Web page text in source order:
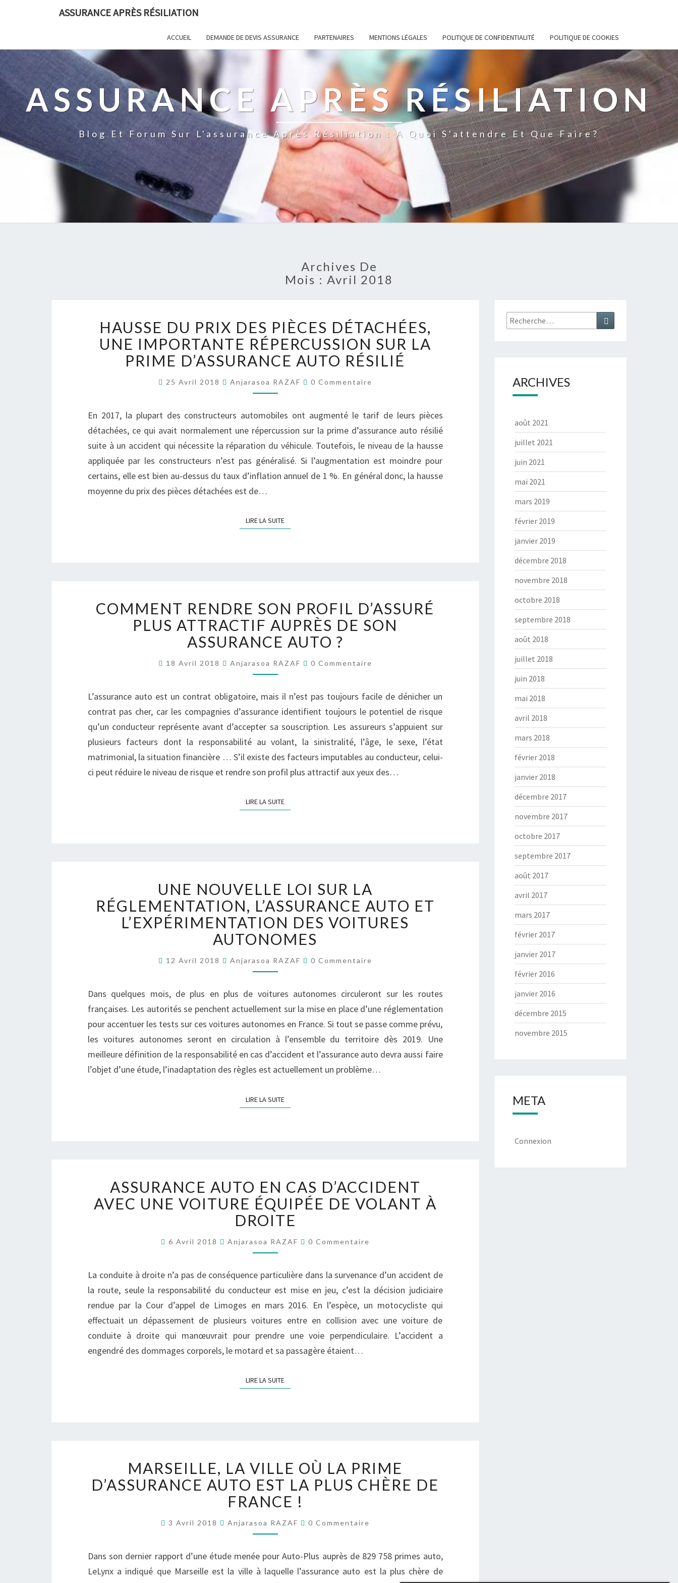
ASSURANCE APRÈS RÉSILIATION
ACCUEIL DEMANDE DE DEVIS ASSURANCE PARTENAIRES MENTIONS LÉGALES POLITIQUE DE CONFIDENTIALITÉ POLITIQUE DE COOKIES
ASSURANCE APRÈS RÉSILIATION
Blog Et Forum Sur L'assurance Après Résiliation : A Quoi S'attendre Et Que Faire?
Archives De
Mois : Avril 2018
DU
PRIX
DES
PIÈCES
DÉTACHÉES,
UNE
RÉPERCUSSION
SUR
LA
D’ASSURANCE
AUTO
RÉSILIÉ
HAUSSE DU PRIX DES PIÈCES DÉTACHÉES,
UNE IMPORTANTE RÉPERCUSSION SUR LA
PRIME D’ASSURANCE AUTO RÉSILIÉ
25 Avril 2018 Anjarasoa RAZAF Commentaires
0 Commentaire
En 2017, la plupart des constructeurs automobiles ont augmenté le tarif de leurs pièces
détachées, ce qui avait normalement une répercussion sur la prime d’assurance auto résilié
suite à un accident qui nécessite la réparation du véhicule. Toutefois, le niveau de la hausse
appliquée par les constructeurs n’est pas généralisé. Si l’augmentation est moindre pour
certains, elle est bien au-dessus du taux d’inflation annuel de 1 %. En général donc, la hausse
moyenne du prix des pièces détachées est de…
LIRE LA SUITELIRE LA SUITE
RENDRE
SON
PROFIL
D’ASSURÉ
PLUS
ATTRACTIF
DE
SON
ASSURANCE
COMMENT RENDRE SON PROFIL D’ASSURÉ
PLUS ATTRACTIF AUPRÈS DE SON
ASSURANCE AUTO ?
18 Avril 2018 Anjarasoa RAZAF Commentaires
0 Commentaire
L’assurance auto est un contrat obligatoire, mais il n’est pas toujours facile de dénicher un
contrat pas cher, car les compagnies d’assurance identifient toujours le potentiel de risque
qu’un conducteur représente avant d’accepter sa souscription. Les assureurs s’appuient sur
plusieurs facteurs dont la responsabilité au volant, la sinistralité, l’âge, le sexe, l’état
matrimonial, la situation financière … S’il existe des facteurs imputables au conducteur, celui-
ci peut réduire le niveau de risque et rendre son profil plus attractif aux yeux des…
LIRE LA SUITELIRE LA SUITE
NOUVELLE
LOI
SUR
LA
RÉGLEMENTATION,
AUTO
L’EXPÉRIMENTATION
VOITURES
AUTONOMES
UNE NOUVELLE LOI SUR LA
RÉGLEMENTATION, L’ASSURANCE AUTO ET
L’EXPÉRIMENTATION DES VOITURES
AUTONOMES
12 Avril 2018 Anjarasoa RAZAF Commentaires
0 Commentaire
Dans quelques mois, de plus en plus de voitures autonomes circuleront sur les routes
françaises. Les autorités se penchent actuellement sur la mise en place d’une réglementation
pour accentuer les tests sur ces voitures autonomes en France. Si tout se passe comme prévu,
les voitures autonomes seront en circulation à l’ensemble du territoire dès 2019. Une
meilleure définition de la responsabilité en cas d’accident et l’assurance auto devra aussi faire
l’objet d’une étude, l’inadaptation des règles est actuellement un problème…
LIRE LA SUITELIRE LA SUITE
AUTO
EN
CAS
D’ACCIDENT
AVEC
UNE
ÉQUIPÉE
DE
VOLANT
DROITE
ASSURANCE AUTO EN CAS D’ACCIDENT
AVEC UNE VOITURE ÉQUIPÉE DE VOLANT À
DROITE
6 Avril 2018 Anjarasoa RAZAF Commentaires
0 Commentaire
La conduite à droite n’a pas de conséquence particulière dans la survenance d’un accident de
la route, seule la responsabilité du conducteur est mise en jeu, c’est la décision judiciaire
rendue par la Cour d’appel de Limoges en mars 2016. En l’espèce, un motocycliste qui
effectuait un dépassement de plusieurs voitures entre en collision avec une voiture de
conduite à droite qui manœuvrait pour prendre une voie perpendiculaire. L’accident a
engendré des dommages corporels, le motard et sa passagère étaient…
LIRE LA SUITELIRE LA SUITE
VILLE
OÙ
LA
PRIME
D’ASSURANCE
EST
LA
MARSEILLE, LA VILLE OÙ LA PRIME
D’ASSURANCE AUTO EST LA PLUS CHÈRE DE
FRANCE !
3 Avril 2018 Anjarasoa RAZAF Commentaires
0 Commentaire
Dans son dernier rapport d’une étude menée pour Auto-Plus auprès de 829 758 primes auto,
LeLynx a indiqué que Marseille est la ville à laquelle l’assurance auto est la plus chère de
Rechercher : Recherche
ARCHIVES
août 2021
juillet 2021
juin 2021
mai 2021
mars 2019
février 2019
janvier 2019
décembre 2018
novembre 2018
octobre 2018
septembre 2018
août 2018
juillet 2018
juin 2018
mai 2018
avril 2018
mars 2018
février 2018
janvier 2018
décembre 2017
novembre 2017
octobre 2017
septembre 2017
août 2017
avril 2017
mars 2017
février 2017
janvier 2017
février 2016
janvier 2016
décembre 2015
novembre 2015
META
Connexion